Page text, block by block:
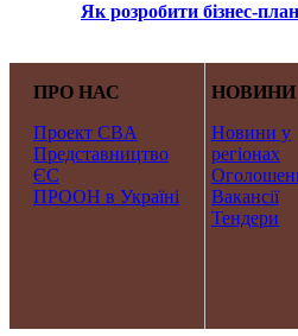
Як розробити бізнес-
ПРО НАС
Проект CBA
Представництво
ЄС
ПРООН в Україні
НОВИНИ
Новини у
регіонах
Вакансії
Тендери